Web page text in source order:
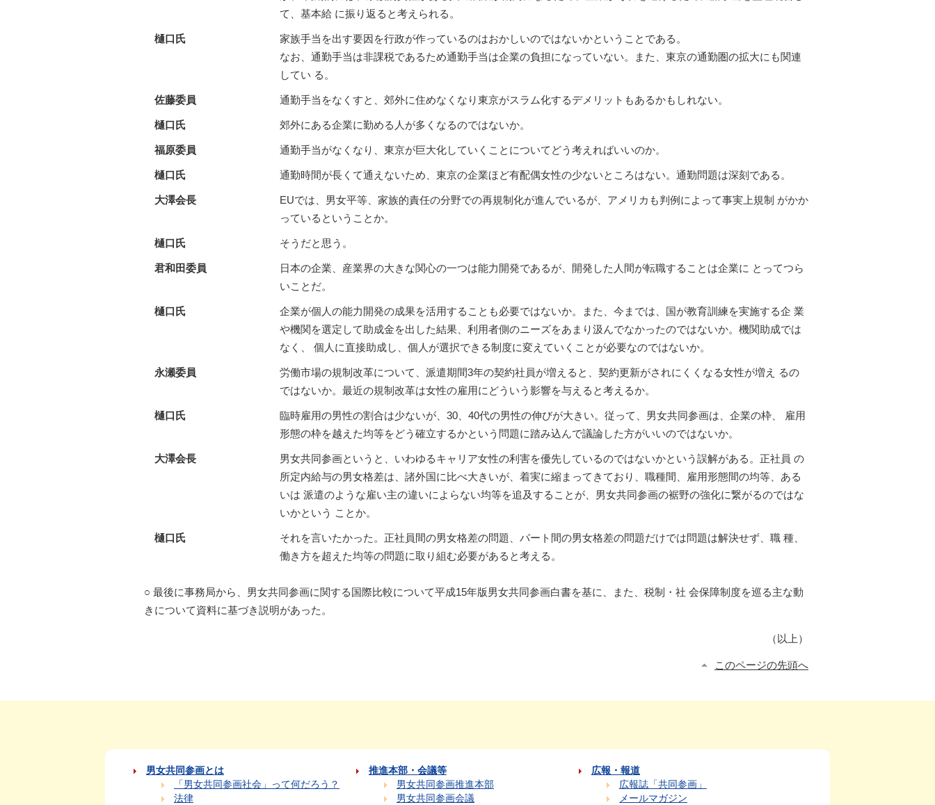
て、基本給 に振り返ると考えられる。
樋口氏
家族手当を出す要因を行政が作っているのはおかしいのではないかということである。
なお、通勤手当は非課税であるため通勤手当は企業の負担になっていない。また、東京の通勤圏の拡大にも関連
してい る。
佐藤委員 通勤手当をなくすと、郊外に住めなくなり東京がスラム化するデメリットもあるかもしれない。
樋口氏 郊外にある企業に勤める人が多くなるのではないか。
福原委員 通勤手当がなくなり、東京が巨大化していくことについてどう考えればいいのか。
樋口氏 通勤時間が長くて通えないため、東京の企業ほど有配偶女性の少ないところはない。通勤問題は深刻である。
大澤会長
EUでは、男女平等、家族的責任の分野での再規制化が進んでいるが、アメリカも判例によって事実上規制 がかか
っているということか。
樋口氏 そうだと思う。
君和田委員
日本の企業、産業界の大きな関心の一つは能力開発であるが、開発した人間が転職することは企業に とってつら
いことだ。
樋口氏
企業が個人の能力開発の成果を活用することも必要ではないか。また、今までは、国が教育訓練を実施する企 業
や機関を選定して助成金を出した結果、利用者側のニーズをあまり汲んでなかったのではないか。機関助成では
なく、 個人に直接助成し、個人が選択できる制度に変えていくことが必要なのではないか。
永瀬委員
労働市場の規制改革について、派遣期間3年の契約社員が増えると、契約更新がされにくくなる女性が増え るの
ではないか。最近の規制改革は女性の雇用にどういう影響を与えると考えるか。
樋口氏
臨時雇用の男性の割合は少ないが、30、40代の男性の伸びが大きい。従って、男女共同参画は、企業の枠、 雇用
形態の枠を越えた均等をどう確立するかという問題に踏み込んで議論した方がいいのではないか。
大澤会長
男女共同参画というと、いわゆるキャリア女性の利害を優先しているのではないかという誤解がある。正社員 の
所定内給与の男女格差は、諸外国に比べ大きいが、着実に縮まってきており、職種間、雇用形態間の均等、ある
いは 派遣のような雇い主の違いによらない均等を追及することが、男女共同参画の裾野の強化に繋がるのではな
いかという ことか。
樋口氏
それを言いたかった。正社員間の男女格差の問題、パート間の男女格差の問題だけでは問題は解決せず、職 種、
働き方を超えた均等の問題に取り組む必要があると考える。
○ 最後に事務局から、男女共同参画に関する国際比較について平成15年版男女共同参画白書を基に、また、税制・社 会保障制度を巡る主な動
きについて資料に基づき説明があった。
（以上）
このページの先頭へ